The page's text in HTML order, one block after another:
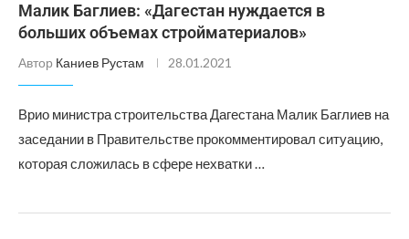
Малик Баглиев: «Дагестан нуждается в
больших объемах стройматериалов»
Автор Каниев Рустам 28.01.2021
Врио министра строительства Дагестана Малик Баглиев на
заседании в Правительстве прокомментировал ситуацию,
которая сложилась в сфере нехватки …